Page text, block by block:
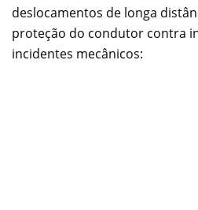
deslocamentos de longa
proteção do condutor contra
incidentes mecânicos: